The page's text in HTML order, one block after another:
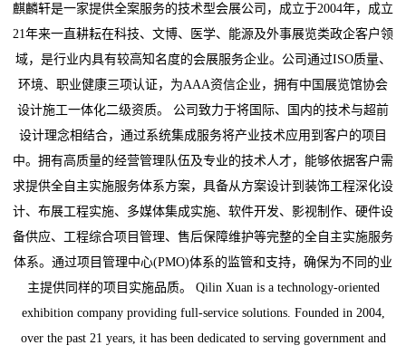
麒麟轩是一家提供全案服务的技术型会展公司，成立于2004年，成立
21年来一直耕耘在科技、文博、医学、能源及外事展览类政企客户领
域，是行业内具有较高知名度的会展服务企业。公司通过ISO质量、
环境、职业健康三项认证，为AAA资信企业，拥有中国展览馆协会
设计施工一体化二级资质。 公司致力于将国际、国内的技术与超前
设计理念相结合，通过系统集成服务将产业技术应用到客户的项目
中。拥有高质量的经营管理队伍及专业的技术人才，能够依据客户需
求提供全自主实施服务体系方案，具备从方案设计到装饰工程深化设
计、布展工程实施、多媒体集成实施、软件开发、影视制作、硬件设
备供应、工程综合项目管理、售后保障维护等完整的全自主实施服务
体系。通过项目管理中心(PMO)体系的监管和支持，确保为不同的业
主提供同样的项目实施品质。 Qilin Xuan is a technology-oriented
exhibition company providing full-service solutions. Founded in 2004,
over the past 21 years, it has been dedicated to serving government and